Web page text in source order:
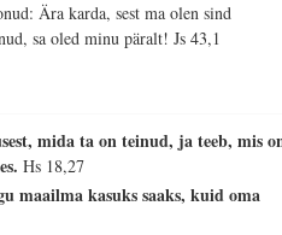
Ära karda, sest ma olen sind
sa oled minu päralt!Js 43,1
mida ta on teinud, ja teeb, mis
Hs 18,27
maailma kasuks saaks, kuid oma